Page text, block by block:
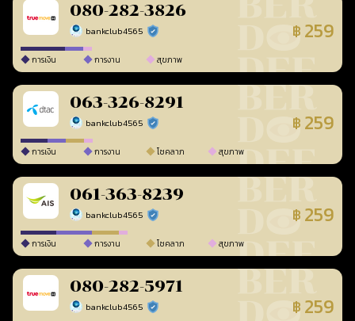
080-282-3826
bankclub4565 ร้านยืนยันแล้ว ฿ 259
การเงิน การงาน สุขภาพ
063-326-8291
bankclub4565 ร้านยืนยันแล้ว ฿ 259
การเงิน การงาน โชคลาภ สุขภาพ
061-363-8239
bankclub4565 ร้านยืนยันแล้ว ฿ 259
การเงิน การงาน โชคลาภ สุขภาพ
080-282-5971
bankclub4565 ร้านยืนยันแล้ว ฿ 259